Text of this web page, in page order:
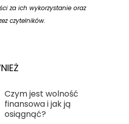
za ich wykorzystanie oraz
czytelników.
Czym jest wolność
finansowa i jak ją
osiągnąć?